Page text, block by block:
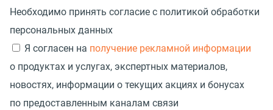
Необходимо принять согласие с политикой обработки
персональных данных
Я согласен на получение рекламной информации
о продуктах и услугах, экспертных материалов,
новостях, информации о текущих акциях и бонусах
по предоставленным каналам связи